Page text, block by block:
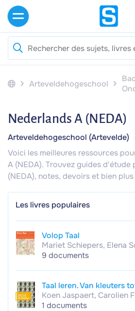
Arteveldehogeschool
Nederlands A (NEDA)
Arteveldehogeschool (Artevelde)
Voici les meilleures ressources
A (NEDA). Trouvez guides d'étude
(NEDA), notes, devoirs et bien
Les livres populaires
Volop Taal
Mariet Schiepers, Elena
9 documents
Taal leren. Van kleuters
Koen Jaspaert, Carolien
1 documents